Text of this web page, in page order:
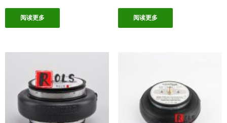
阅读更多 阅读更多